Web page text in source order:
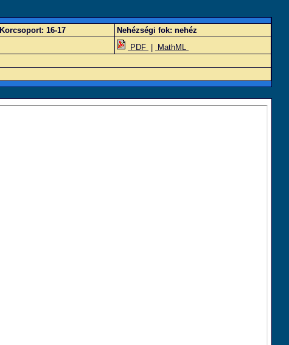
Korcsoport: 16-17 Nehézségi fok: nehéz
PDF
MathML